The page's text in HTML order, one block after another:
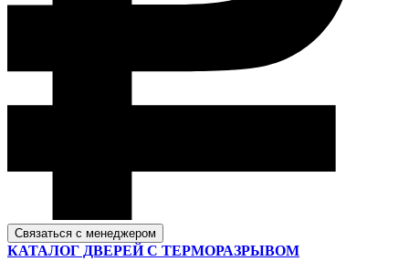
Связаться с менеджером
КАТАЛОГ ДВЕРЕЙ С ТЕРМОРАЗРЫВОМ